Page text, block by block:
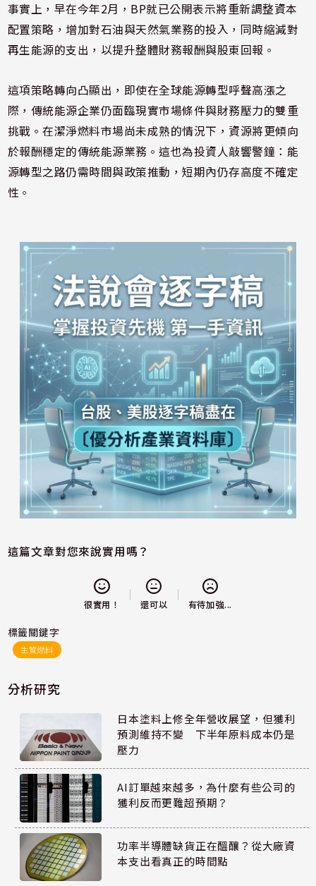
事實上，早在今年2月，BP就已公開表示將重新調整資本
配置策略，增加對石油與天然氣業務的投入，同時縮減對
再生能源的支出，以提升整體財務報酬與股東回報。
這項策略轉向凸顯出，即使在全球能源轉型呼聲高漲之
際，傳統能源企業仍面臨現實市場條件與財務壓力的雙重
挑戰。在潔淨燃料市場尚未成熟的情況下，資源將更傾向
於報酬穩定的傳統能源業務。這也為投資人敲響警鐘：能
源轉型之路仍需時間與政策推動，短期內仍存高度不確定
性。
這篇文章對您來說實用嗎？
很實用！ 還可以 有待加強...
標籤關鍵字
生質燃料
分析研究
日本塗料上修全年營收展望，但獲利
預測維持不變 下半年原料成本仍是
壓力
AI訂單越來越多，為什麼有些公司的
獲利反而更難超預期？
功率半導體缺貨正在醞釀？從大廠資
本支出看真正的時間點